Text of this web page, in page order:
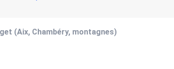
(Aix, Chambéry, montagnes)